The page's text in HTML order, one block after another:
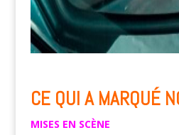
CE QUI A MARQUÉ
MISES EN SCÈNE